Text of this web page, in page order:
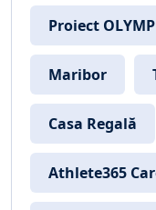
Proiect OLYMP
Maribor
Casa Regală
Athlete365